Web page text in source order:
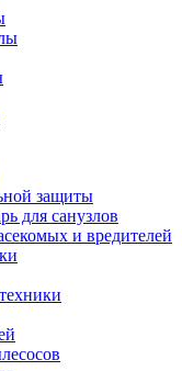
защиты
для санузлов
и вредителей